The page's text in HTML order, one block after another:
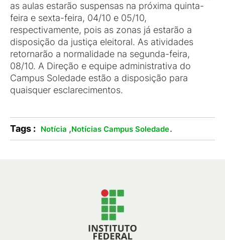
as aulas estarão suspensas na próxima quinta-
feira e sexta-feira, 04/10 e 05/10,
respectivamente, pois as zonas já estarão a
disposição da justiça eleitoral. As atividades
retornarão a normalidade na segunda-feira,
08/10. A Direção e equipe administrativa do
Campus Soledade estão a disposição para
quaisquer esclarecimentos.
Tags : Notícia ,Notícias Campus Soledade.